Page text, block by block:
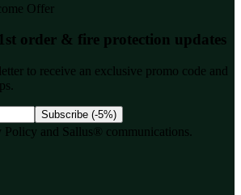
Offer
order & fire protection updates
to receive an exclusive promo code and
Subscribe (-5%)
Policy and Sallus® communications.